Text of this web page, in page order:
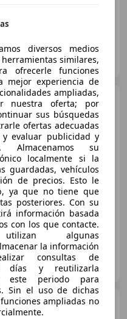
118118iA
15.490
Sincomparación
103 kW (140 CV)
116 116d
diversos medios
similares,
ofrecerle funciones
mejor experiencia de
ampliadas,
nuestra oferta; por
sus búsquedas
ofertas adecuadas
evaluar publicidad y
Almacenamos su
localmente si la
guardadas, vehículos
de precios. Esto le
ya que no tiene que
posteriores. Con su
información basada
con los que contacte.
algunas
la información
consultas de
días y reutilizarla
este periodo para
Sin el uso de dichas
ampliadas no